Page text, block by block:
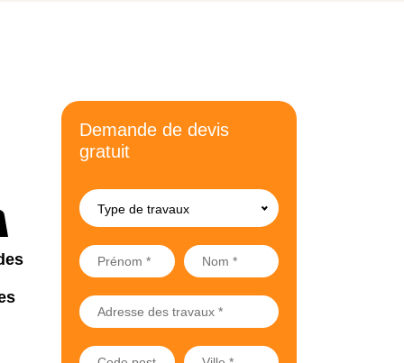
Demande de devis
gratuit
Type de travaux